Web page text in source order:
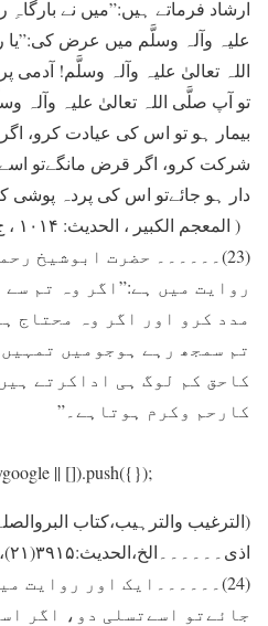
ارشاد فرماتے ہيں:”ميں نے
علیہ وآلہ وسلَّم ميں عرض
اللہ تعالیٰ علیہ وآلہ وسلَّم!
تو آپ صلَّی اللہ تعالیٰ علیہ وآلہ
بيمار ہو تو اس کی عيادت کرو،
شرکت کرو، اگر قرض مانگےتو
دار ہو جائےتو اس کی پردہ پوشی
( المعجم الکبیر ، الحدیث: ۱۰۱۴ ، ج۱۹ ، ص ۴۱۹)
(23)۔۔۔۔۔۔ حضرت ابوشیخ
روایت میں ہے:”اگر وہ تم
مدد کرو اور اگر وہ محتاج
تم سمجھ رہے ہوجومیں
کاحق کم لوگ ہی اداکرتے
کارحم وکرم ہوتاہے۔”
|| []).push({});
(الترغیب والترہیب،کتاب
اذی۔۔۔۔۔۔الخ،الحدیث:۳۹۱۵(۲۱)،ج۳،ص۲۴۳)
(24)۔۔۔۔۔۔ايک اور روايت
جائےتو اسےتسلی دو، اگر